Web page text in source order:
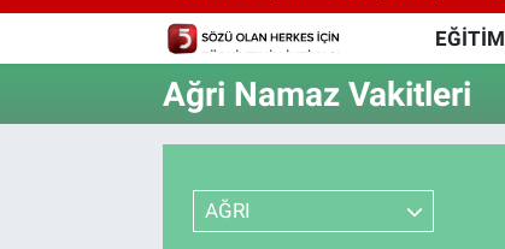
EĞİTİM
Ağri Namaz Vakitleri
AĞRI
TV 5 Ekranı ve Arşiv